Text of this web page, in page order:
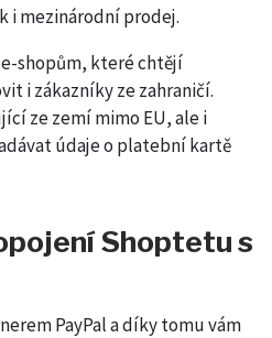
i mezinárodní prodej.
e-shopům, které chtějí
i zákazníky ze zahraničí.
ze zemí mimo EU, ale i
údaje o platební kartě
Shoptetu s
PayPal a díky tomu vám